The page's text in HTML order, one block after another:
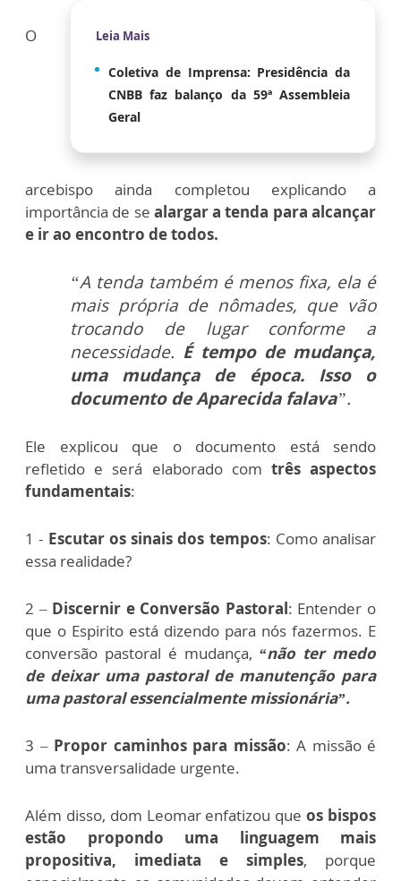
Leia Mais
Coletiva de Imprensa: Presidência da
CNBB faz balanço da 59ª Assembleia
Geral
O
arcebispo ainda completou explicando a
importância de se alargar a tenda para alcançar
e ir ao encontro de todos.
“A tenda também é menos fixa, ela é
mais própria de nômades, que vão
trocando de lugar conforme a
necessidade. É tempo de mudança,
uma mudança de época. Isso o
documento de Aparecida falava”.
Ele explicou que o documento está sendo
refletido e será elaborado com três aspectos
fundamentais:
1 - Escutar os sinais dos tempos: Como analisar
essa realidade?
2 – Discernir e Conversão Pastoral: Entender o
que o Espirito está dizendo para nós fazermos. E
conversão pastoral é mudança, “não ter medo
de deixar uma pastoral de manutenção para
uma pastoral essencialmente missionária”.
3 – Propor caminhos para missão: A missão é
uma transversalidade urgente.
Além disso, dom Leomar enfatizou queos bispos
estão propondo uma linguagem mais
propositiva, imediata e simples, porque